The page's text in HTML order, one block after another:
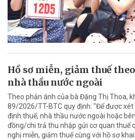
Hồ sơ miễn, giảm thuế
nhà thầu nước ngoài
Theo phản ánh của bà Đặng Thị Thoa,
89/2026/TT-BTC quy định: "Để được
định thuế, nhà thầu nước ngoài hoặc
đồng/chi trả thu nhập gửi cơ quan thuế
nghị miễn, giảm thuế cùng với hồ sơ